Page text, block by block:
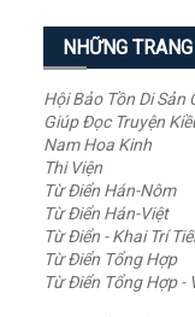
NHỮNG
Hội Bảo Tồn Di Sản
Giúp Đọc Truyện
Nam Hoa Kinh
Thi Viện
Từ Điển Hán-Nôm
Từ Điển Hán-Việt
Từ Điển - Khai Trí
Từ Điển Tổng Hợp
Từ Điển Tổng Hợp -